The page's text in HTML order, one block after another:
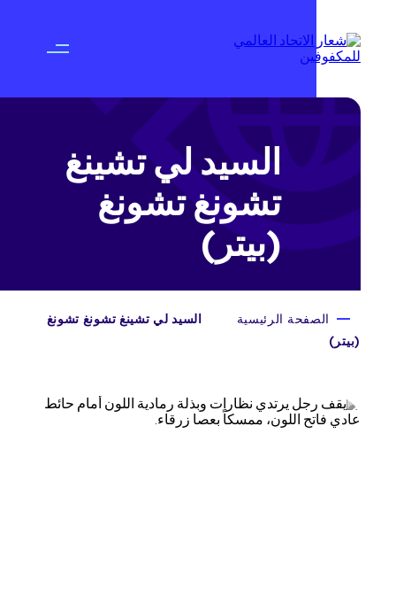
السيد لي تشينغ
تشونغ تشونغ
(بيتر)
الصفحة الرئيسية
السيد لي تشينغ تشونغ تشونغ
(بيتر)